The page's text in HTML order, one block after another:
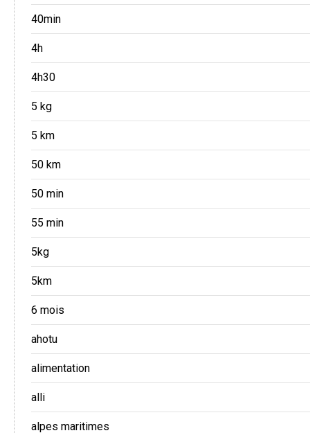
40min
4h
4h30
5 kg
5 km
50 km
50 min
55 min
5kg
5km
6 mois
ahotu
alimentation
alli
alpes maritimes